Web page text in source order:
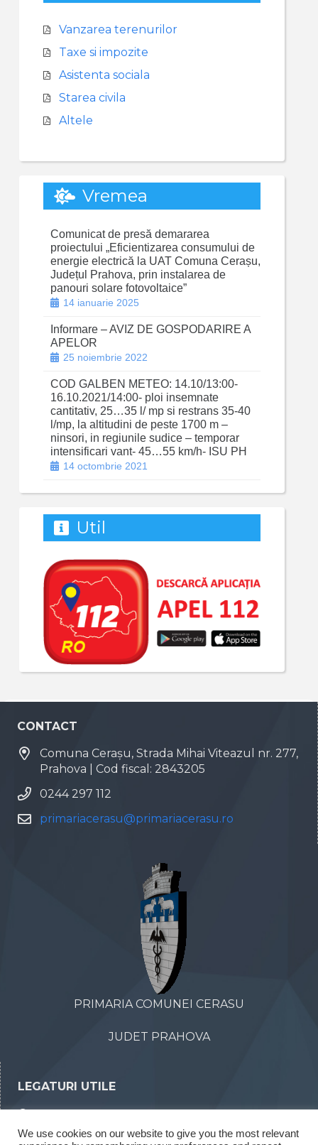
Vanzarea terenurilor
Taxe si impozite
Asistenta sociala
Starea civila
Altele
Vremea
Comunicat de presă demararea
proiectului „Eficientizarea consumului de
energie electrică la UAT Comuna Cerașu,
Județul Prahova, prin instalarea de
panouri solare fotovoltaice”
14 ianuarie 2025
Informare – AVIZ DE GOSPODARIRE A
APELOR
25 noiembrie 2022
COD GALBEN METEO: 14.10/13:00-
16.10.2021/14:00- ploi insemnate
cantitativ, 25…35 l/ mp si restrans 35-40
l/mp, la altitudini de peste 1700 m –
ninsori, in regiunile sudice – temporar
intensificari vant- 45…55 km/h- ISU PH
14 octombrie 2021
Util
CONTACT
Comuna Cerașu, Strada Mihai Viteazul nr. 277,
Prahova | Cod fiscal: 2843205
0244 297 112
primariacerasu@primariacerasu.ro
PRIMARIA COMUNEI CERASU
JUDET PRAHOVA
LEGATURI UTILE
Declaratii de interese
We use cookies on our website to give you the most relevant